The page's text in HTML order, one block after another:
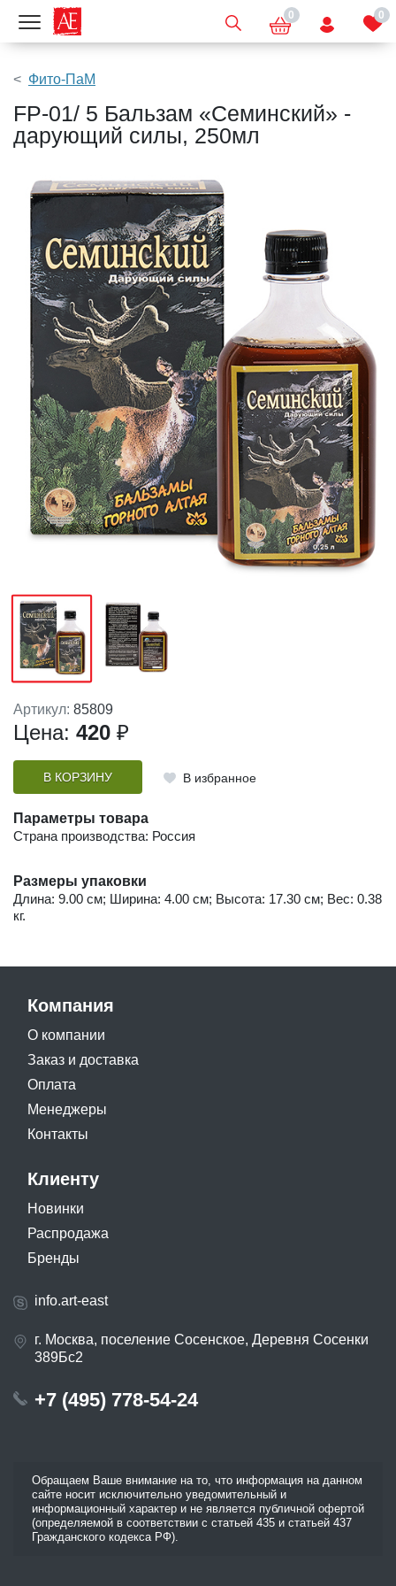
Показать меню 0 0
Фито-ПаМ
FP-01/ 5 Бальзам «Семинский» -
дарующий силы, 250мл
Артикул: 85809
Цена: 420 ₽
В КОРЗИНУ В избранное
Параметры товара
Страна производства: Россия
Размеры упаковки
Длина: 9.00 см; Ширина: 4.00 см; Высота: 17.30 см; Вес: 0.38
кг.
Компания
О компании
Заказ и доставка
Оплата
Менеджеры
Контакты
Клиенту
Новинки
Распродажа
Бренды
info.art-east
г. Москва, поселение Сосенское, Деревня Сосенки
389Бс2
+7 (495) 778-54-24
Обращаем Ваше внимание на то, что информация на данном
сайте носит исключительно уведомительный и
информационный характер и не является публичной офертой
(определяемой в соответствии с статьей 435 и статьей 437
Гражданского кодекса РФ).